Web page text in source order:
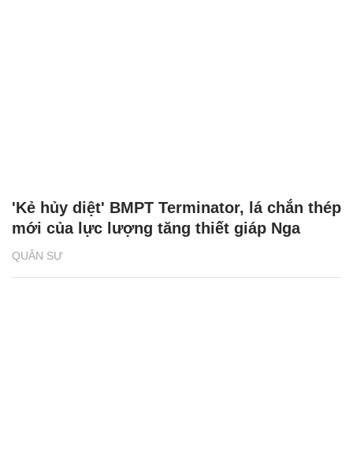
QUÂN SỰ
'Kẻ hủy diệt' BMPT Terminator, lá chắn thép
mới của lực lượng tăng thiết giáp Nga